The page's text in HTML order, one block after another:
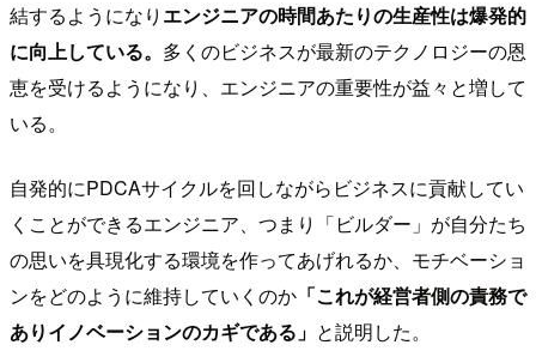
結するようになり エンジニアの時間あたりの生産性は爆発的
に向上している。 多くのビジネスが最新のテクノロジーの恩
恵を受けるようになり、エンジニアの重要性が益々と増して
いる。
自発的にPDCAサイクルを回しながらビジネスに貢献してい
くことができるエンジニア、つまり「ビルダー」が自分たち
の思いを具現化する環境を作ってあげれるか、モチベーショ
ンをどのように維持していくのか 「これが経営者側の責務で
ありイノベーションのカギである」 と説明した。